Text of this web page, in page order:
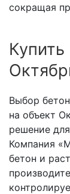
сокращая
Купить
Выбор
на объект
решение
Компания
бетон и